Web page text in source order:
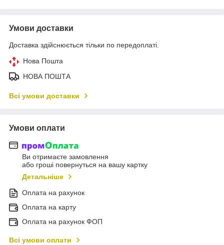
Умови доставки
Доставка здійснюється тільки по передоплаті.
Нова Пошта
НОВА ПОШТА
Всі умови доставки
Умови оплати
Ви отримаєте замовлення
або гроші повернуться на вашу картку
Детальніше
Оплата на рахунок
Оплата на карту
Оплата на рахунок ФОП
Всі умови оплати